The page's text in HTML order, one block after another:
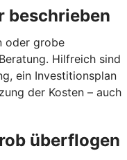
beschrieben
oder grobe
Hilfreich sind
ein Investitionsplan
der Kosten – auch
überflogen